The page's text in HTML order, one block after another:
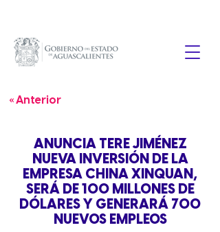
« Anterior
ANUNCIA TERE JIMÉNEZ
NUEVA INVERSIÓN DE LA
EMPRESA CHINA XINQUAN,
SERÁ DE 100 MILLONES DE
DÓLARES Y GENERARÁ 700
NUEVOS EMPLEOS